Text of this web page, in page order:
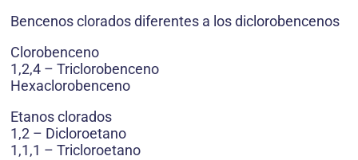
Bencenos clorados diferentes a los diclorobencenos
Clorobenceno
1,2,4 – Triclorobenceno
Hexaclorobenceno
Etanos clorados
1,2 – Dicloroetano
1,1,1 – Tricloroetano